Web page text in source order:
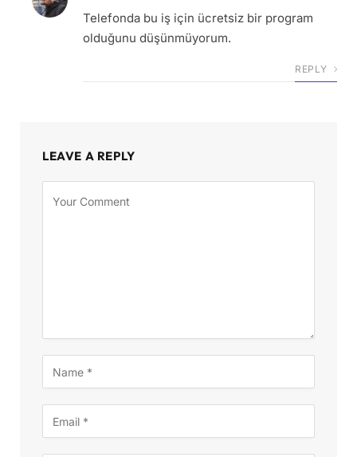
Telefonda bu iş için ücretsiz bir program
olduğunu düşünmüyorum.
REPLY
LEAVE A REPLY